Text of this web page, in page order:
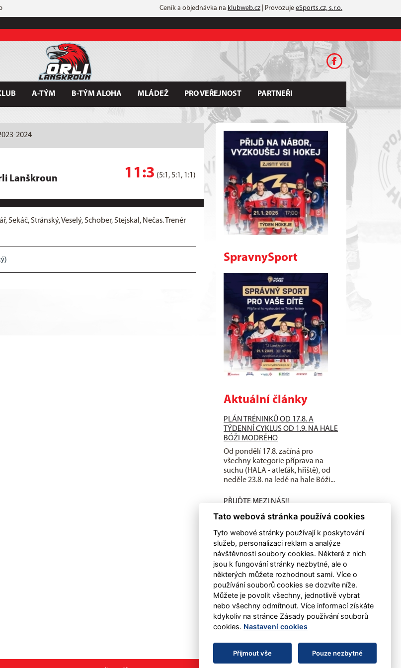
Ceník a objednávka na klubweb.cz | Provozuje eSports.cz, s.r.o.
A-TÝM B-TÝM ALOHA MLÁDEŽ PRO VEŘEJNOST PARTNEŘI
2024
Lanškroun 11:3 (5:1, 5:1, 1:1)
Stránský, Veselý, Schober, Stejskal, Nečas. Trenér
SpravnySport
Aktuální články
PLÁN TRÉNINKŮ OD 17.8. A
TÝDENNÍ CYKLUS OD 1.9. NA HALE
BÓŽI MODRÉHO
Od pondělí 17.8. začíná pro
všechny kategorie příprava na
suchu (HALA - atleťák, hřiště), od
neděle 23.8. na ledě na hale Bóži...
PŘIJĎTE MEZI NÁS!!
V pondělí 4.května zahájily
kategorie letní přípravu na sezónu
2026-2027, která bude ukončena
letním...
Dětský sportovní den
V sobotu 30. května mohli opět
lanškrounské děti oslavit svůj
svátek pohybem.
Tato webová stránka používá cookies
Tyto webové stránky používají k poskytování
služeb, personalizaci reklam a analýze
návštěvnosti soubory cookies. Některé z nich
jsou k fungování stránky nezbytné, ale o
některých můžete rozhodnout sami. Více o
používání souborů cookies se dozvíte níže.
Můžete je povolit všechny, jednotlivě vybrat
nebo všechny odmítnout. Více informací získáte
kdykoliv na stránce Zásady používání souborů
cookies. Nastavení cookies
Přijmout vše Pouze nezbytné